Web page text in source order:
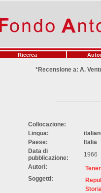
Ricerca
*Recensione a: A.
Collocazione:
Lingua:
Paese:
Italia
Data di
pubblicazione:
1966
Autori:
Soggetti: